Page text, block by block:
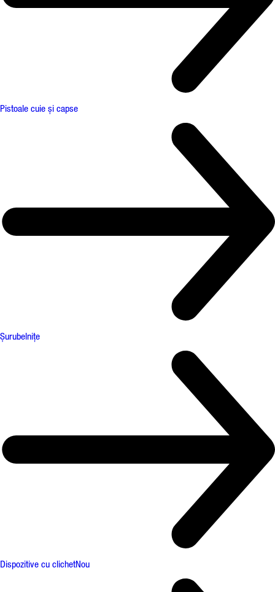
Pistoale cuie și capse
Șurubelnițe
Dispozitive cu clichetNou